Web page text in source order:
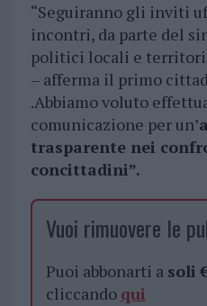
“Seguiranno gli inviti
incontri, da parte del
politici locali e
– afferma il primo
.Abbiamo voluto
comunicazione per un’
trasparente nei
concittadini”.
Vuoi rimuovere le
Puoi abbonarti a soli
cliccando qui